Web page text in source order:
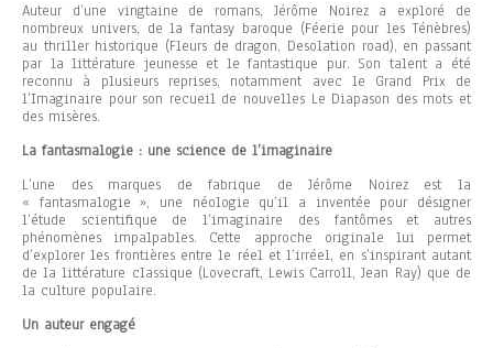
Auteur d’une vingtaine de romans, Jérôme Noirez a exploré de
nombreux univers, de la fantasy baroque (Féerie pour les Ténèbres)
au thriller historique (Fleurs de dragon, Desolation road), en passant
par la littérature jeunesse et le fantastique pur. Son talent a été
reconnu à plusieurs reprises, notamment avec le Grand Prix de
l’Imaginaire pour son recueil de nouvelles Le Diapason des mots et
des misères.
La fantasmalogie : une science de l’imaginaire
L’une des marques de fabrique de Jérôme Noirez est la
« fantasmalogie », une néologie qu’il a inventée pour désigner
l’étude scientifique de l’imaginaire des fantômes et autres
phénomènes impalpables. Cette approche originale lui permet
d’explorer les frontières entre le réel et l’irréel, en s’inspirant autant
de la littérature classique (Lovecraft, Lewis Carroll, Jean Ray) que de
la culture populaire.
Un auteur engagé